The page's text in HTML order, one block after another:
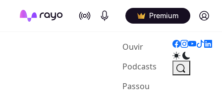
On Air Podcasts Premium Log in
Ouvir(current)
Podcasts
Passou